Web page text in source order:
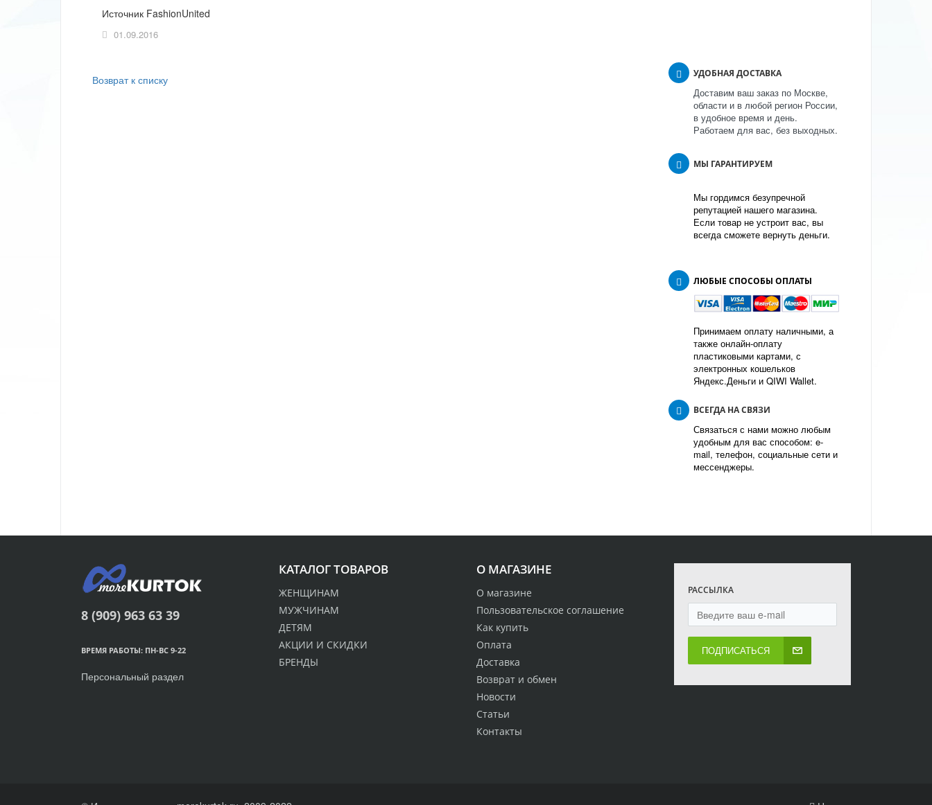
Источник FashionUnited
01.09.2016
Возврат к списку УДОБНАЯ ДОСТАВКА
Доставим ваш заказ по Москве,
области и в любой регион России,
в удобное время и день.
Работаем для вас, без выходных.
МЫ ГАРАНТИРУЕМ
Мы гордимся безупречной
репутацией нашего магазина.
Если товар не устроит вас, вы
всегда сможете вернуть деньги.
ЛЮБЫЕ СПОСОБЫ ОПЛАТЫ
Принимаем оплату наличными, а
также онлайн-оплату
пластиковыми картами, с
электронных кошельков
Яндекс.Деньги и QIWI Wallet.
ВСЕГДА НА СВЯЗИ
Связаться с нами можно любым
удобным для вас способом: e-
mail, телефон, социальные сети и
мессенджеры.
О МАГАЗИНЕ
О магазине
Пользовательское соглашение
Как купить
Оплата
Доставка
Возврат и обмен
Новости
Статьи
Контакты
КАТАЛОГ ТОВАРОВ
ЖЕНЩИНАМ
МУЖЧИНАМ
ДЕТЯМ
АКЦИИ И СКИДКИ
БРЕНДЫ
РАССЫЛКА
ПОДПИСАТЬСЯ
8 (909) 963 63 39
ВРЕМЯ РАБОТЫ: ПН-ВС 9-22
Персональный раздел